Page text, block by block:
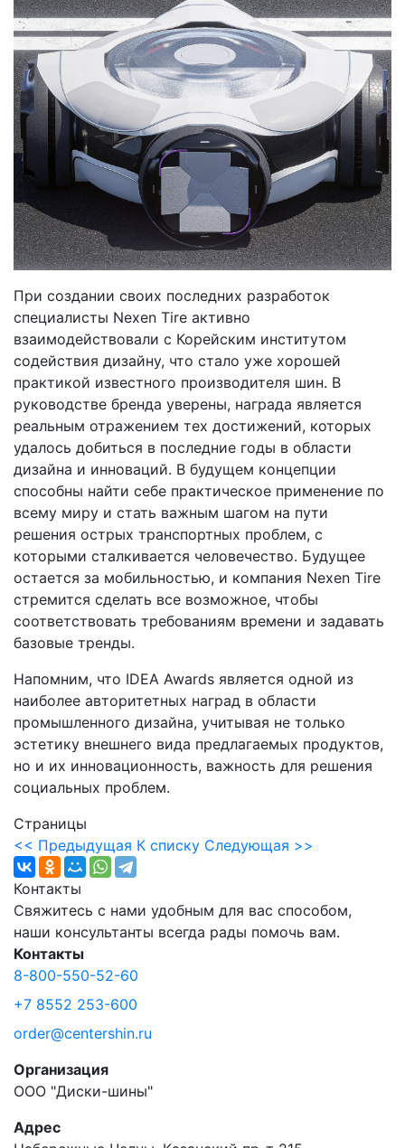
При создании своих последних разработок
специалисты Nexen Tire активно
взаимодействовали с Корейским институтом
содействия дизайну, что стало уже хорошей
практикой известного производителя шин. В
руководстве бренда уверены, награда является
реальным отражением тех достижений, которых
удалось добиться в последние годы в области
дизайна и инноваций. В будущем концепции
способны найти себе практическое применение по
всему миру и стать важным шагом на пути
решения острых транспортных проблем, с
которыми сталкивается человечество. Будущее
остается за мобильностью, и компания Nexen Tire
стремится сделать все возможное, чтобы
соответствовать требованиям времени и задавать
базовые тренды.
Напомним, что IDEA Awards является одной из
наиболее авторитетных наград в области
промышленного дизайна, учитывая не только
эстетику внешнего вида предлагаемых продуктов,
но и их инновационность, важность для решения
социальных проблем.
Страницы
<< Предыдущая К списку Следующая >>
Контакты
Свяжитесь с нами удобным для вас способом,
наши консультанты всегда рады помочь вам.
Контакты
8-800-550-52-60
+7 8552 253-600
order@centershin.ru
Организация
ООО "Диски-шины"
Адрес